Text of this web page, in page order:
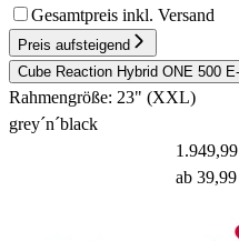
Gesamtpreis inkl. Versand
Preis aufsteigend
Cube Reaction Hybrid ONE 500
Rahmengröße: 23" (XXL)
grey´n´black
ab